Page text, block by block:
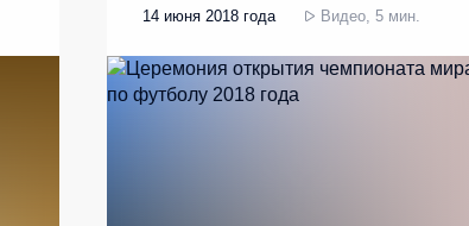
14 июня 2018 года Видео, 5 мин.